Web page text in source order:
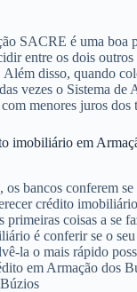
SACRE é uma boa
entre os dois
disso, quando
vezes o Sistema de
menores juros dos
imobiliário em
bancos conferem
crédito
primeiras coisas a se
é conferir se o
la o mais rápido
em Armação dos